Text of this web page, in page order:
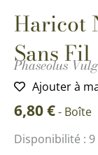
Haricot
Sans Fil
Phaseolus
Ajouter à
6,80€- Boîte
Disponibilité :
quantité